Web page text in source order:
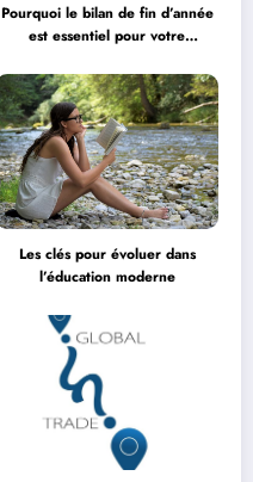
Pourquoi le bilan de fin d’année
est essentiel pour votre
Les clés pour évoluer dans
l’éducation moderne